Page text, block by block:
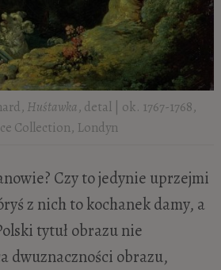
Huśtawka, detal | ok. 1767-1768,
Collection, Londyn
Czy to jedynie uprzejmi
z nich to kochanek damy, a
tytuł obrazu nie
dwuznaczności obrazu,